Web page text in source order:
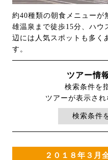
約40種類の朝食メニューが
雄温泉まで徒歩15分、ハウ
辺には人気スポットも多く
す。
ツアー情
検索条件を
ツアーが表示さ
検索条件
２０１８年３月